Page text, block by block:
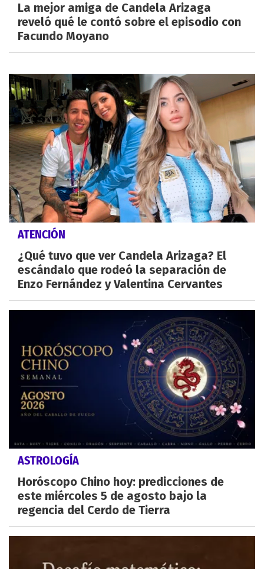
La mejor amiga de Candela Arizaga
reveló qué le contó sobre el episodio con
Facundo Moyano
ATENCIÓN
¿Qué tuvo que ver Candela Arizaga? El
escándalo que rodeó la separación de
Enzo Fernández y Valentina Cervantes
ASTROLOGÍA
Horóscopo Chino hoy: predicciones de
este miércoles 5 de agosto bajo la
regencia del Cerdo de Tierra